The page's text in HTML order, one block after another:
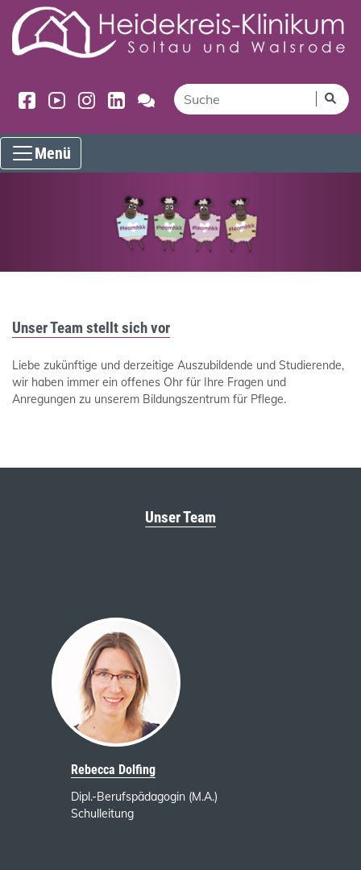
Menü
Unser Team stellt sich vor
Liebe zukünftige und derzeitige Auszubildende und Studierende,
wir haben immer ein offenes Ohr für Ihre Fragen und
Anregungen zu unserem Bildungszentrum für Pflege.
Unser Team
Rebecca Dolfing
Dipl.-Berufspädagogin (M.A.)
Schulleitung